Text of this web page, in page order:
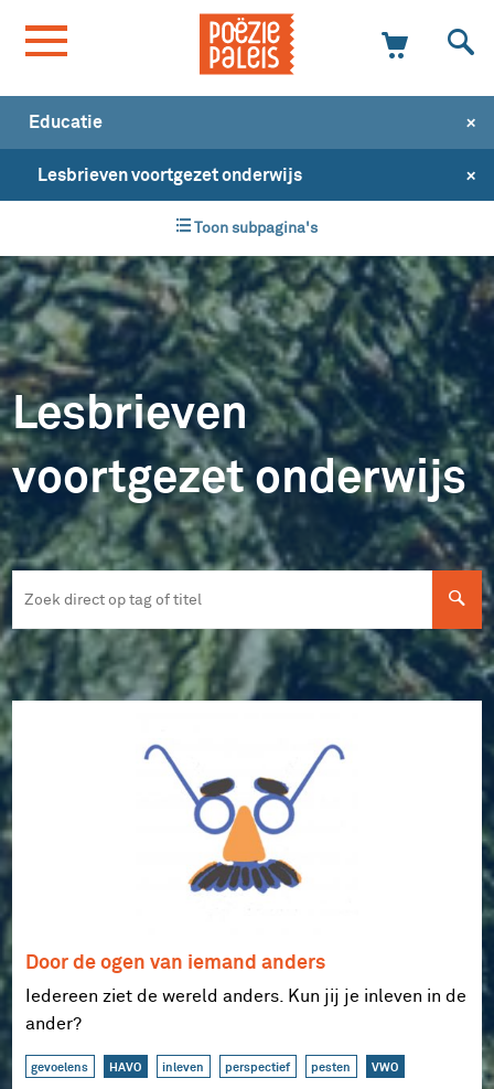
Educatie +
Lesbrieven voortgezet onderwijs +
Toon subpagina's
Lesbrieven
voortgezet onderwijs
Door de ogen van iemand anders
Iedereen ziet de wereld anders. Kun jij je inleven in de
ander?
gevoelens HAVO inleven perspectief pesten VWO